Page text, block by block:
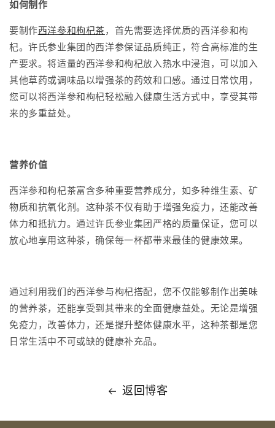
如何制作
要制作西洋参和枸杞茶，首先需要选择优质的西洋参和枸
杞。许氏参业集团的西洋参保证品质纯正，符合高标准的生
产要求。将适量的西洋参和枸杞放入热水中浸泡，可以加入
其他草药或调味品以增强茶的药效和口感。通过日常饮用，
您可以将西洋参和枸杞轻松融入健康生活方式中，享受其带
来的多重益处。
营养价值
西洋参和枸杞茶富含多种重要营养成分，如多种维生素、矿
物质和抗氧化剂。这种茶不仅有助于增强免疫力，还能改善
体力和抵抗力。通过许氏参业集团严格的质量保证，您可以
放心地享用这种茶，确保每一杯都带来最佳的健康效果。
通过利用我们的西洋参与枸杞搭配，您不仅能够制作出美味
的营养茶，还能享受到其带来的全面健康益处。无论是增强
免疫力，改善体力，还是提升整体健康水平，这种茶都是您
日常生活中不可或缺的健康补充品。
返回博客